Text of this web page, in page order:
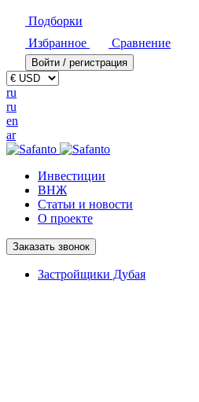
Подборки
Избранное
Сравнение
Войти / регистрация
ru
ru
en
ar
Инвестиции
ВНЖ
Статьи и новости
О проекте
Заказать звонок
Застройщики Дубая